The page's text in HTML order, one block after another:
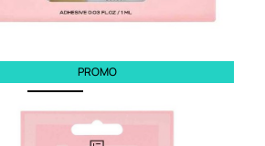
Profumi
nature
PROMO